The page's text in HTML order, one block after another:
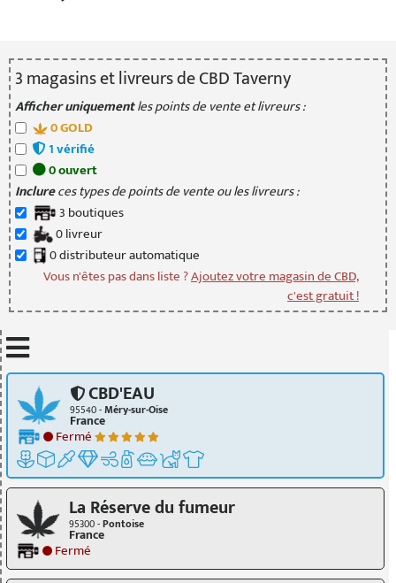
3magasinset livreursde CBD Taverny
Afficher uniquementles points de vente et livreurs :
0GOLD
1vérifié
0ouvert
Inclureces types de points de vente ou les livreurs :
3 boutiques
0livreur
0distributeurautomatique
Vous n'êtes pas dans liste ?Ajoutez votre magasin de CBD,
c'est gratuit !
CBD'EAU
95540 -Méry-sur-Oise
France
Fermé
La Réserve du fumeur
95300 -Pontoise
France
Fermé